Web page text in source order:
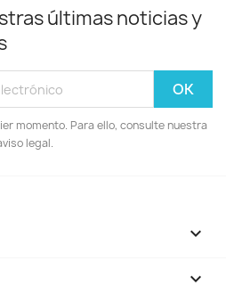
últimas noticias y
momento. Para ello, consulte nuestra
legal.

